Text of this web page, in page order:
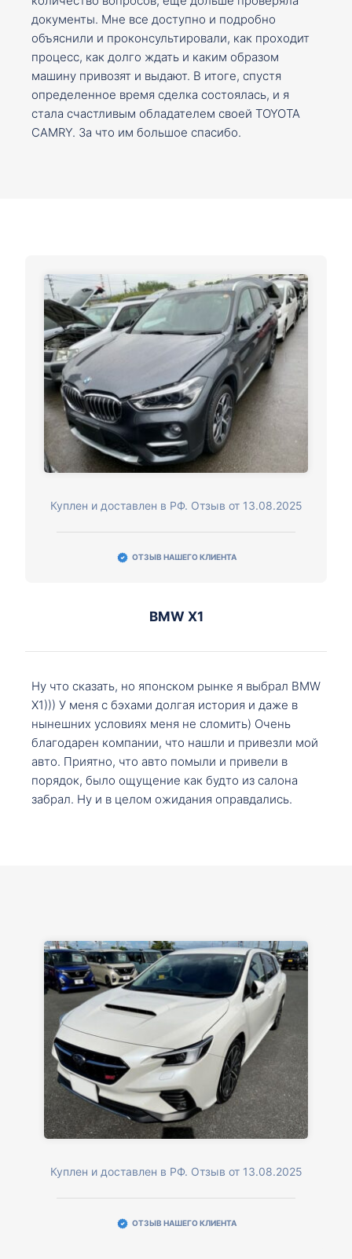
документы. Мне все доступно и подробно
объяснили и проконсультировали, как проходит
процесс, как долго ждать и каким образом
машину привозят и выдают. В итоге, спустя
определенное время сделка состоялась, и я
стала счастливым обладателем своей TOYOTA
CAMRY. За что им большое спасибо.
Куплен и доставлен в РФ. Отзыв от 13.08.2025
ОТЗЫВ НАШЕГО КЛИЕНТА
BMW X1
Ну что сказать, но японском рынке я выбрал BMW
X1))) У меня с бэхами долгая история и даже в
нынешних условиях меня не сломить) Очень
благодарен компании, что нашли и привезли мой
авто. Приятно, что авто помыли и привели в
порядок, было ощущение как будто из салона
забрал. Ну и в целом ожидания оправдались.
Куплен и доставлен в РФ. Отзыв от 13.08.2025
ОТЗЫВ НАШЕГО КЛИЕНТА